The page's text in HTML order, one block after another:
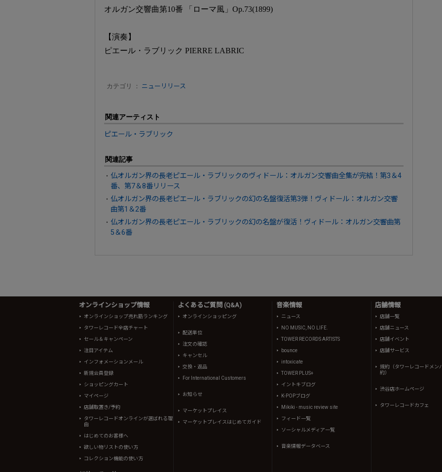
オルガン交響曲第10番 「ローマ風」Op.73(1899)
【演奏】
ピエール・ラブリック PIERRE LABRIC
カテゴリ ： ニューリリース
関連アーティスト
ピエール・ラブリック
関連記事
仏オルガン界の長老ピエール・ラブリックのヴィドール：オルガン交響曲全集が完結！第3＆4
番、第7＆8番リリース
仏オルガン界の長老ピエール・ラブリックの幻の名盤復活第3弾！ヴィドール：オルガン交響
曲第1＆2番
仏オルガン界の長老ピエール・ラブリックの幻の名盤が復活！ヴィドール：オルガン交響曲第
5＆6番
オンラインショップ情報
オンラインショップ売れ筋ランキング
タワーレコード全店チャート
セール＆キャンペーン
注目アイテム
インフォメーションメール
新規会員登録
ショッピングカート
マイページ
店舗取置き/予約
タワーレコードオンラインが選ばれる理
由
はじめてのお客様へ
欲しい物リストの使い方
コレクション機能の使い方
よくあるご質問 (Q&A)
オンラインショッピング
配送単位
注文の確認
キャンセル
交換・返品
For International Customers
お知らせ
マーケットプレイス
マーケットプレイスはじめてガイド
音楽情報
ニュース
NO MUSIC, NO LIFE.
TOWER RECORDS ARTISTS
bounce
intoxicate
TOWER PLUS+
イントキブログ
K-POPブログ
Mikiki - music review site
フィード一覧
ソーシャルメディア一覧
音楽情報データベース
店舗情報
店舗一覧
店舗ニュース
店舗イベント
店舗サービス
規約（タワーレコードメン
約）
渋谷店ホームページ
タワーレコードカフェ